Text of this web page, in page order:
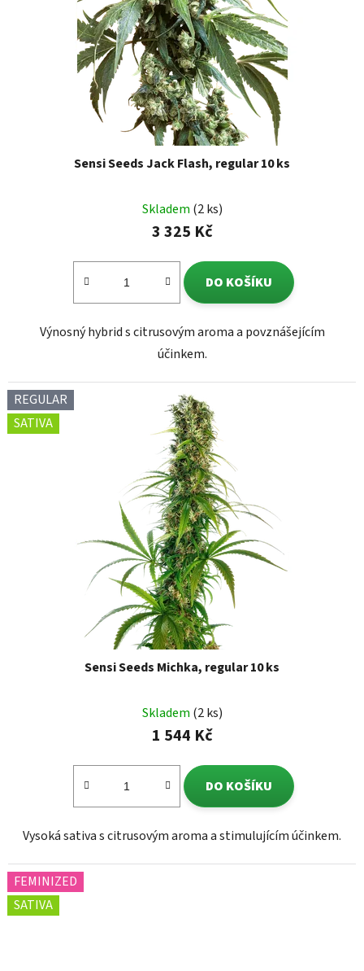
Sensi Seeds Jack Flash, regular 10 ks
Skladem (2 ks)
3 325 Kč
DO KOŠÍKU
Výnosný hybrid s citrusovým aroma a povznášejícím
účinkem.
REGULAR
SATIVA
Sensi Seeds Michka, regular 10 ks
Skladem (2 ks)
1 544 Kč
DO KOŠÍKU
Vysoká sativa s citrusovým aroma a stimulujícím účinkem.
FEMINIZED
SATIVA